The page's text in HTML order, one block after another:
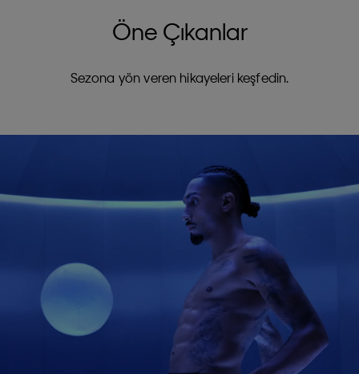
Öne Çıkanlar
Sezona yön veren hikayeleri keşfedin.